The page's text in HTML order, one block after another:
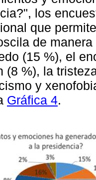
los
que
de
(15 %), el
(8 %), la
y
Gráfica 4.